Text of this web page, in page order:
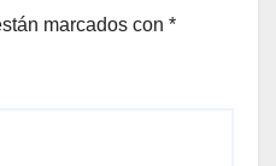
marcados con *